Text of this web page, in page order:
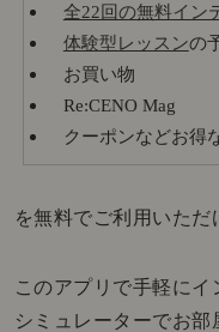
全22回の無料イン
体験型レッスンの
お買い物
Re:CENO Mag
クーポンなどお得
を無料でご利用いただ
このアプリで手軽にイ
シミュレーターでお部